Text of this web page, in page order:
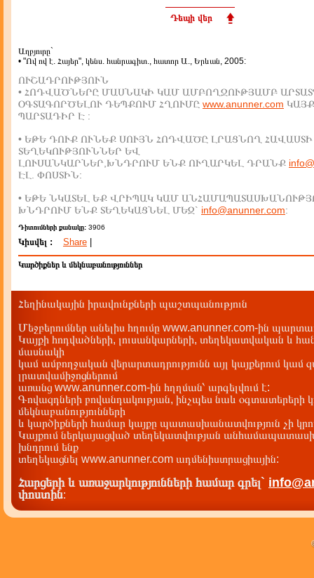
Դեպի վեր
Աղբյուրը`
• "Ով ով է. Հայեր", կենս. հանրագիտ., հատոր Ա., Երևան, 2005:
ՈՒՇԱԴՐՈՒԹՅՈՒՆ
• ՀՈԴՎԱԾՆԵՐԸ ՄԱՍՆԱԿԻ ԿԱՄ ԱՄԲՈՂՋՈՒԹՅԱՄԲ
ՕԳՏԱԳՈՐԾԵԼՈՒ ԴԵՊՔՈՒՄ ՀՂՈՒՄԸ www.anunner.com
ՊԱՐՏԱԴԻՐ Է :
• ԵԹԵ ԴՈՒՔ ՈՒՆԵՔ ՍՈՒՅՆ ՀՈԴՎԱԾԸ ԼՐԱՑՆՈՂ ՀԱՎԱՍՏԻ
ՏԵՂԵԿՈՒԹՅՈՒՆՆԵՐ ԵՎ
ԼՈՒՍԱՆԿԱՐՆԵՐ,ԽՆԴՐՈՒՄ ԵՆՔ ՈՒՂԱՐԿԵԼ ԴՐԱՆՔ
ԷԼ. ՓՈՍՏԻՆ:
• ԵԹԵ ՆԿԱՏԵԼ ԵՔ ՎՐԻՊԱԿ ԿԱՄ
ԽՆԴՐՈՒՄ ԵՆՔ ՏԵՂԵԿԱՑՆԵԼ ՄԵԶ` info@anunner.com:
Դիտումների քանակը: 3906
Կիսվել : Share
Կարծիքներ և մեկնաբանություններ
Հեղինակային իրավունքների պաշտպանություն
Մեջբերումներ անելիս հղումը www.anunner.com-ին
Կայքի հոդվածների, լուսանկարների, տեղեկատվական և
մասնակի
կամ ամբողջական վերարտադրությունն այլ կայքերում կամ
լրատվամիջոցներում
առանց www.anunner.com-ին հղղման՝ արգելվում է:
Գովազդների բովանդակության, ինչպես նաև օգտատերերի
մեկնաբանությունների
և կարծիքների համար կայքը պատասխանատվություն չի
Կայքում ներկայացված տեղեկատվության
խնդրում ենք
տեղեկացնել www.anunner.com ադմենիստրացիային:
Հարցերի և առաջարկությունների համար գրել`
փոստին: